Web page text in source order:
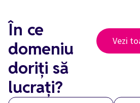
În ce
domeniu
doriți să
lucrați?
Vezi